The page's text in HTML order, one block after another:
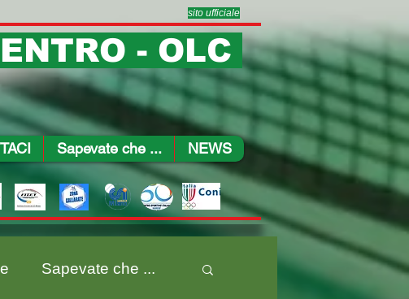
sito ufficiale
- OLC
Sapevate che ... NEWS
Sapevate che ...